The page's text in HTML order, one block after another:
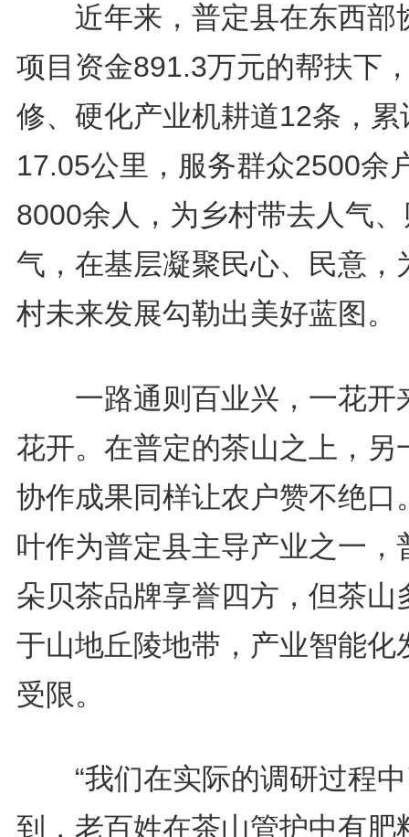
近年来，普定县在东西部
项目资金891.3万元的帮扶下
修、硬化产业机耕道12条，累
17.05公里，服务群众2500余
8000余人，为乡村带去人气
气，在基层凝聚民心、民意，
村未来发展勾勒出美好蓝图。
一路通则百业兴，一花开
花开。在普定的茶山之上，另
协作成果同样让农户赞不绝口
叶作为普定县主导产业之一，
朵贝茶品牌享誉四方，但茶山
于山地丘陵地带，产业智能化
受限。
“我们在实际的调研过程中
到，老百姓在茶山管护中有肥